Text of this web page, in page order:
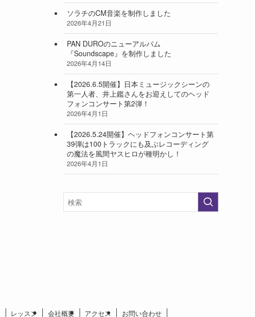
ソラチのCM音楽を制作しました
2026年4月21日
PAN DUROのニューアルバム
『Soundscape』を制作しました
2026年4月14日
【2026.6.5開催】日本ミュージックシーンの
第一人者、井上鑑さんをお迎えしてのヘッド
フォンコンサート第2弾！
2026年4月1日
【2026.5.24開催】ヘッドフォンコンサート第
39弾は100トラックにも及ぶレコーディング
の魔法を風間ヤスヒロが種明かし！
2026年4月1日
レッスン 会社概要 アクセス お問い合わせ